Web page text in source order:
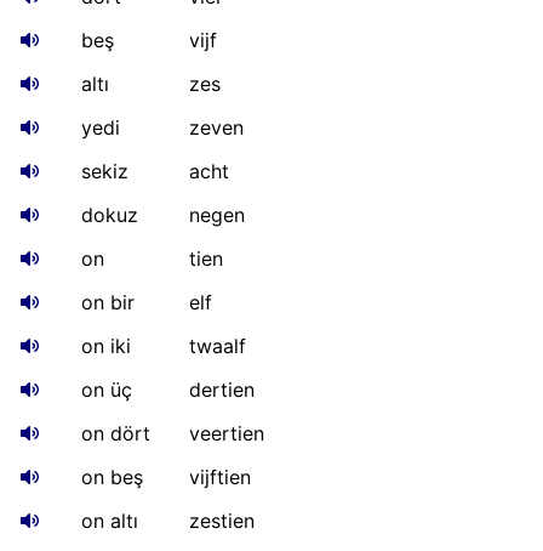
beş
vijf
altı
zes
yedi
zeven
sekiz
acht
dokuz
negen
on
tien
on bir
elf
on iki
twaalf
on üç
dertien
on dört
veertien
on beş
vijftien
on altı
zestien